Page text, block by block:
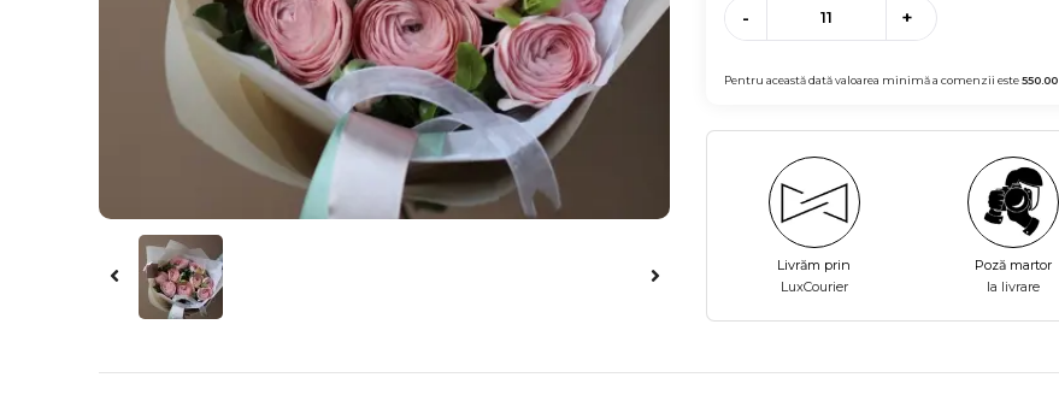
- +
Pentru această dată valoarea minimă a comenzii este550.00
Livrăm prin
LuxCourier
Poză martor
la livrare